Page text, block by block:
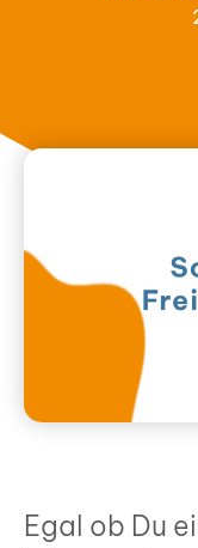
Egal ob Du